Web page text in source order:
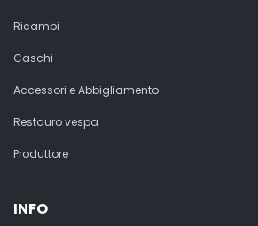
Ricambi
Caschi
Accessori e Abbigliamento
Restauro vespa
Produttore
INFO